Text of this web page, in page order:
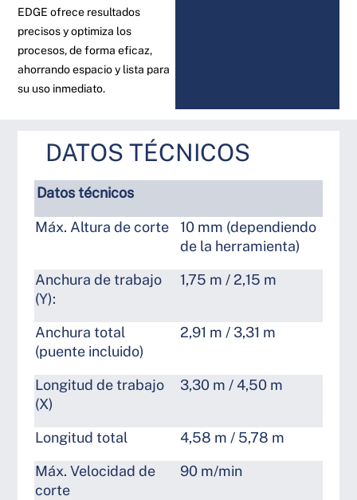
EDGE ofrece resultados
precisos y optimiza los
procesos, de forma eficaz,
ahorrando espacio y lista para
su uso inmediato.
DATOS TÉCNICOS
Datos técnicos
Máx. Altura de corte
10 mm (dependiendo
de la herramienta)
Anchura de trabajo
(Y):
1,75 m / 2,15 m
Anchura total
(puente incluido)
2,91 m / 3,31 m
Longitud de trabajo
(X)
3,30 m / 4,50 m
Longitud total 4,58 m / 5,78 m
Máx. Velocidad de
corte
90 m/min